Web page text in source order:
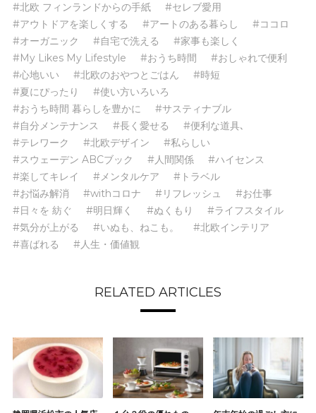
#北欧 フィンランドからの手紙
#セレブ愛用
#アウトドアを楽しくする
#アートのある暮らし
#ココロ
#オーガニック
#自宅で洗える
#家事も楽しく
#My Likes My Lifestyle
#おうち時間
#おしゃれで便利
#心地いい
#北欧のおやつとごはん
#時短
#夏にぴったり
#使い方いろいろ
#おうち時間 暮らしを豊かに
#サスティナブル
#自分メンテナンス
#長く愛せる
#便利な道具､
#テレワーク
#北欧デザイン
#私らしい
#スウェーデン ABCブック
#人間関係
#ハイセンス
#楽してキレイ
#メンタルケア
#トラベル
#お悩み解消
#withコロナ #リフレッシュ
#お仕事
#日々を 紡ぐ
#明日輝く #ぬくもり
#ライフスタイル
#気分が上がる
#いぬも、ねこも。
#北欧インテリア
#喜ばれる
#人生・価値観
RELATED ARTICLES